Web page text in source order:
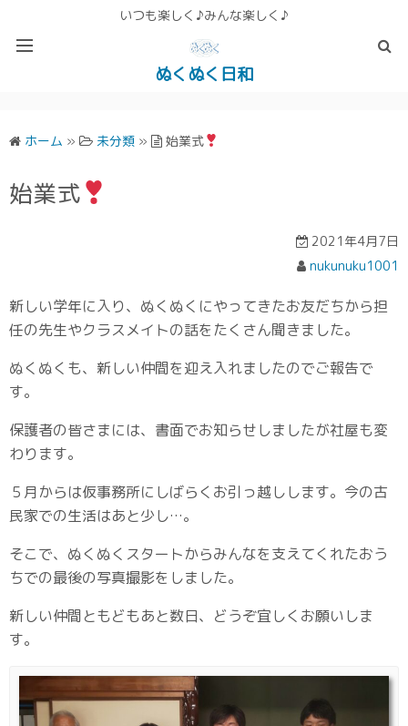
いつも楽しく♪みんな楽しく♪
ぬくぬく日和
ホーム » 未分類 » 始業式
始業式
2021年4月7日
nukunuku1001
新しい学年に入り、ぬくぬくにやってきたお友だちから担
任の先生やクラスメイトの話をたくさん聞きました。
ぬくぬくも、新しい仲間を迎え入れましたのでご報告で
す。
保護者の皆さまには、書面でお知らせしましたが社屋も変
わります。
５月からは仮事務所にしばらくお引っ越しします。今の古
民家での生活はあと少し…。
そこで、ぬくぬくスタートからみんなを支えてくれたおう
ちでの最後の写真撮影をしました。
新しい仲間ともどもあと数日、どうぞ宜しくお願いしま
す。